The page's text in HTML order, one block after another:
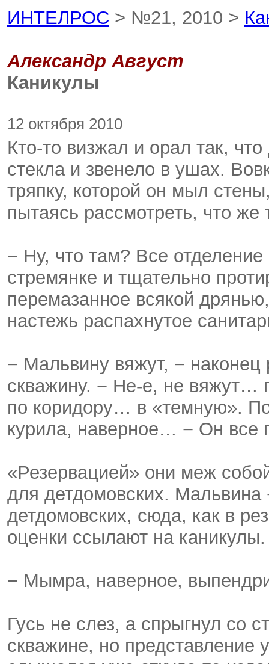
ИНТЕЛРОС > №21, 2010 >
Александр Август
Каникулы
12 октября 2010
Кто-то визжал и орал так,
стекла и звенело в ушах.
тряпку, которой он мыл
пытаясь рассмотреть, что
− Ну, что там? Все
стремянке и тщательно
перемазанное всякой
настежь распахнутое
− Мальвину вяжут, − наконец
скважину. − Не-е, не вяжут…
по коридору… в «темную».
курила, наверное… − Он все
«Резервацией» они меж
для детдомовских. Мальвина
детдомовских, сюда, как в
оценки ссылают на каникулы.
− Мымра, наверное,
Гусь не слез, а спрыгнул со
скважине, но представление